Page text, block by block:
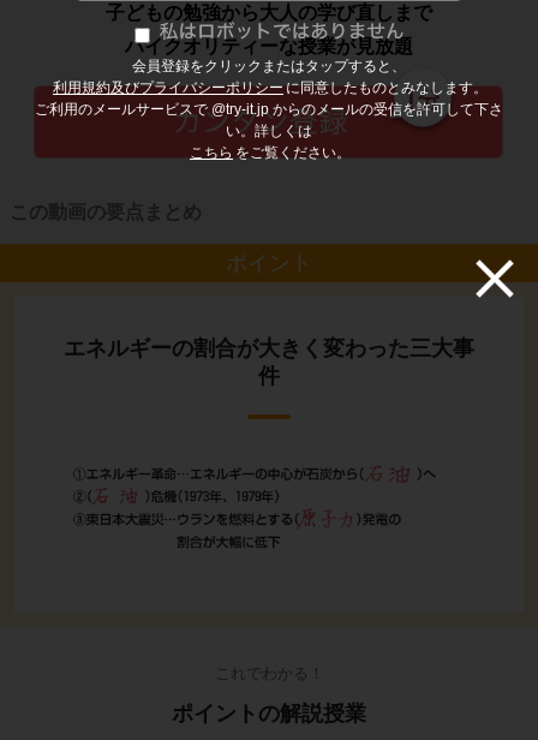
会員登録をクリックまたはタップすると、
利用規約及びプライバシーポリシーに同意したものとみなします。
ご利用のメールサービスで @try-it.jp からのメールの受信を許可して下さ
い。詳しくは
こちら をご覧ください。
子どもの勉強から大人の学び直しまで
ハイクオリティーな授業が見放題
この動画の要点まとめ
ポイント
エネルギーの割合が大きく変わった三大事
件
これでわかる！
ポイントの解説授業